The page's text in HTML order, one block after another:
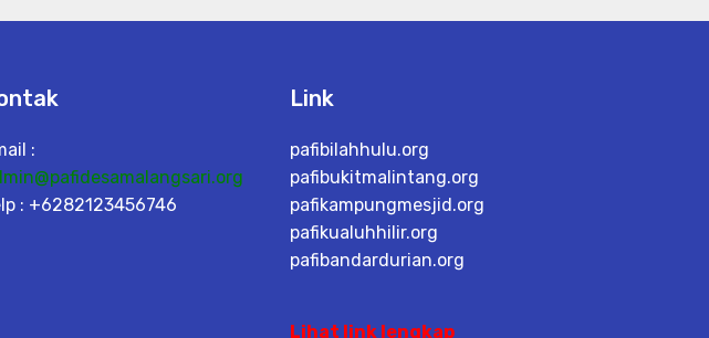
:
: +6282123456746
Link
pafibilahhulu.org
pafibukitmalintang.org
pafikampungmesjid.org
pafikualuhhilir.org
pafibandardurian.org
Lihat link lengkap